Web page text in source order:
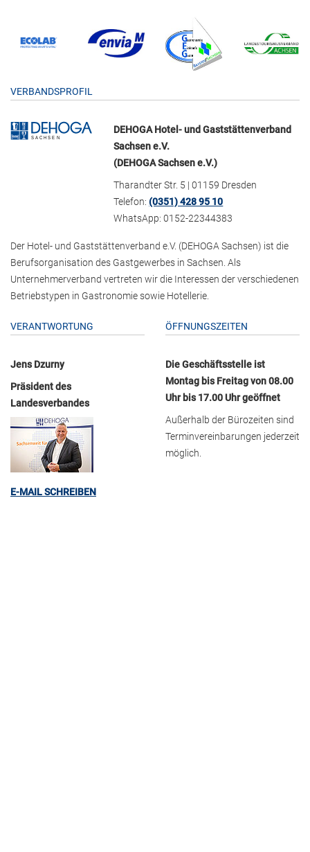
VERBANDSPROFIL
DEHOGA Hotel- und Gaststättenverband
Sachsen e.V.
(DEHOGA Sachsen e.V.)
Tharandter Str. 5 | 01159 Dresden
Telefon:(0351) 428 95 10
WhatsApp: 0152-22344383
Der Hotel- und Gaststättenverband e.V. (DEHOGA Sachsen) ist die
Berufsorganisation des Gastgewerbes in Sachsen. Als
Unternehmerverband vertreten wir die Interessen der verschiedenen
Betriebstypen in Gastronomie sowie Hotellerie.
VERANTWORTUNG
Jens Dzurny
Präsident des
Landesverbandes
E-MAIL SCHREIBEN
ÖFFNUNGSZEITEN
Die Geschäftsstelle ist
Montag bis Freitag von 08.00
Uhr bis 17.00 Uhr geöffnet
Außerhalb der Bürozeiten sind
Terminvereinbarungen jederzeit
möglich.